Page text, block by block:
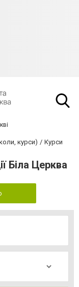
курси)
Курси
Біла Церква